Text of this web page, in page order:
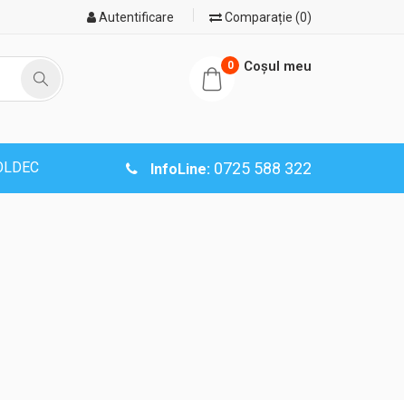
Autentificare Comparație (0)
0 Coşul meu
InfoLine: 0725 588 322